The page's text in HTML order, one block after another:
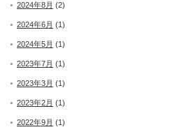
2024年8月 (2)
2024年6月 (1)
2024年5月 (1)
2023年7月 (1)
2023年3月 (1)
2023年2月 (1)
2022年9月 (1)